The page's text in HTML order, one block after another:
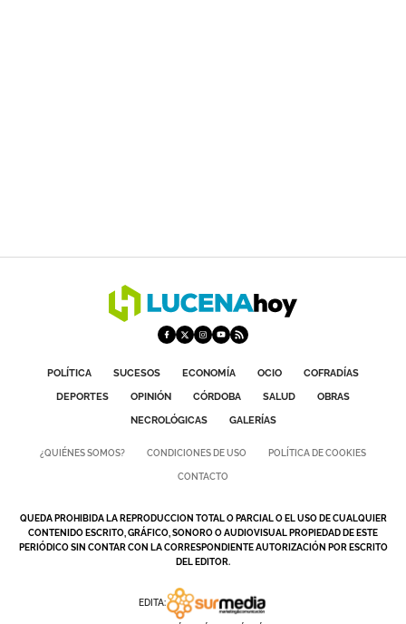
POLÍTICA SUCESOS ECONOMÍA OCIO
COFRADÍAS
DEPORTES
OPINIÓN CÓRDOBA SALUD
OBRAS
NECROLÓGICAS
GALERÍAS
¿QUIÉNES SOMOS? CONDICIONES DE USO POLÍTICA DE COOKIES
CONTACTO
QUEDA PROHIBIDA LA REPRODUCCION TOTAL O PARCIAL O EL USO DE CUALQUIER
CONTENIDO ESCRITO, GRÁFICO, SONORO O AUDIOVISUAL PROPIEDAD DE ESTE
PERIÓDICO SIN CONTAR CON LA CORRESPONDIENTE AUTORIZACIÓN POR ESCRITO
DEL EDITOR.
EDITA: